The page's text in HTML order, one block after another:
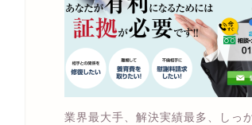
業界最大手、解決実績最多、しっ